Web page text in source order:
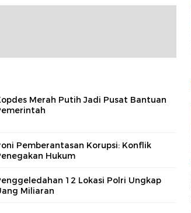
Merah Putih Jadi Pusat Bantuan
Pemberantasan Korupsi: Konflik
Hukum
12 Lokasi Polri Ungkap
Miliaran